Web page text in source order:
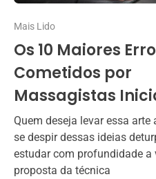
Mais Lido
Os 10 Maiores
Cometidos por
Massagistas
Quem deseja levar essa arte
se despir dessas ideias
estudar com profundidade a
proposta da técnica